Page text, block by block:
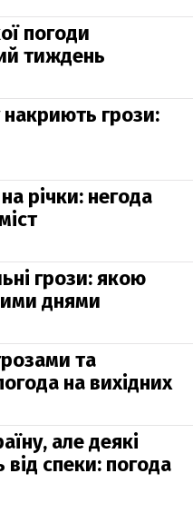
погоди
тиждень
накриють грози:
річки: негода
грози: якою
днями
та
на вихідних
але деякі
від спеки: погода